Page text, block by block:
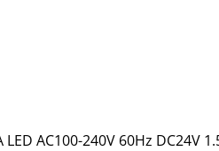
LED AC100-240V 60Hz DC24V